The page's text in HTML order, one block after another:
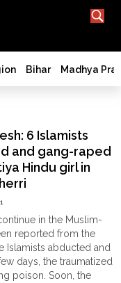
Bihar Madhya
6 Islamists
and gang-raped
Hindu girl in
in the Muslim-
reported from the
Islamists abducted and
days, the traumatized
poison. Soon, the